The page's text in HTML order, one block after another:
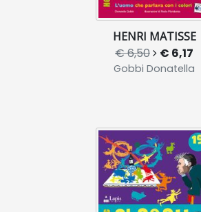
HENRI MATISSE
€ 6,50 € 6,17
Gobbi Donatella